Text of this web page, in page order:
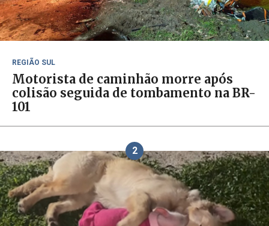
REGIÃO SUL
Motorista de caminhão morre após
colisão seguida de tombamento na BR-
101
2